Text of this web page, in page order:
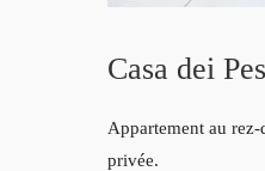
Casa dei
Appartement au
privée.